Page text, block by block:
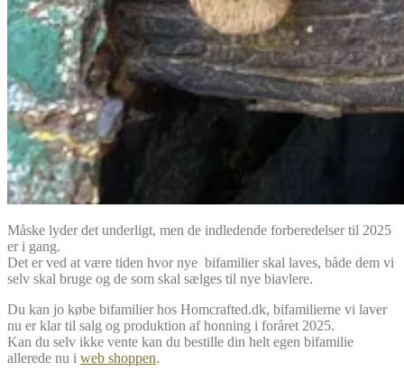
Måske lyder det underligt, men de indledende forberedelser til 2025
er i gang.
Det er ved at være tiden hvor nye bifamilier skal laves, både dem vi
selv skal bruge og de som skal sælges til nye biavlere.
Du kan jo købe bifamilier hos Homcrafted.dk, bifamilierne vi laver
nu er klar til salg og produktion af honning i foråret 2025.
Kan du selv ikke vente kan du bestille din helt egen bifamilie
allerede nu i web shoppen.